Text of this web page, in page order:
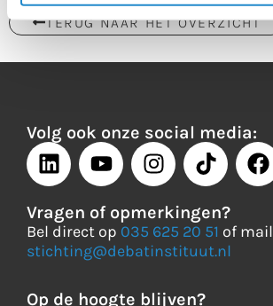
TERUG NAAR HET OVERZICHT
Volg ook onze social media:
Vragen of opmerkingen?
Bel direct op 035 625 20 51 of mail
stichting@debatinstituut.nl
Op de hoogte blijven?